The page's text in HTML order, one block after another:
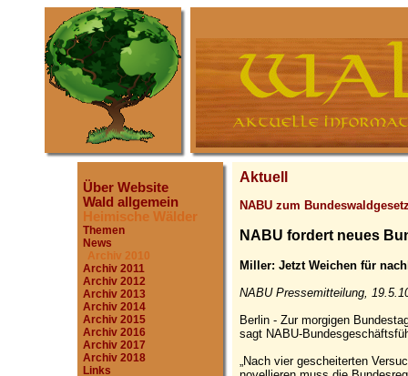
Über Website
Wald allgemein
Heimische Wälder
Themen
News
Archiv 2010
Archiv 2011
Archiv 2012
Archiv 2013
Archiv 2014
Archiv 2015
Archiv 2016
Archiv 2017
Archiv 2018
Links
Aktuell
NABU zum
NABU fordert neues
Miller: Jetzt Weichen für
NABU Pressemitteilung,
Berlin - Zur morgigen
sagt NABU-
„Nach vier gescheiterten